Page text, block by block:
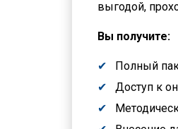
выгодой,
Вы получите:
Полный
Доступ к